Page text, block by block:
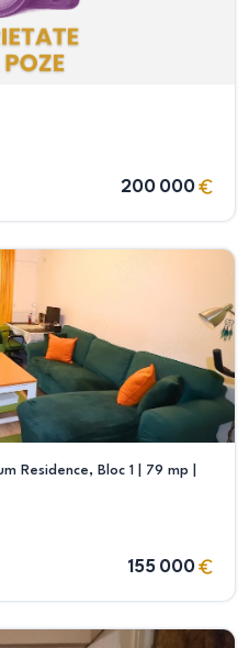
200 000
Residence, Bloc 1 | 79 mp |
155 000